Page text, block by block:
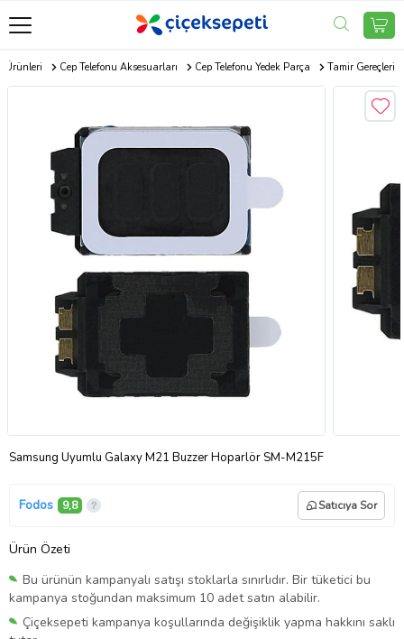
Ürünleri Cep Telefonu Aksesuarları Cep Telefonu Yedek Parça Tamir Gereçleri
Samsung Uyumlu Galaxy M21 Buzzer Hoparlör SM-M215F
Fodos 9,8 Satıcıya Sor
Ürün Özeti
Bu ürünün kampanyalı satışı stoklarla sınırlıdır. Bir tüketici bu
kampanya stoğundan maksimum 10 adet satın alabilir.
Çiçeksepeti kampanya koşullarında değişiklik yapma hakkını saklı